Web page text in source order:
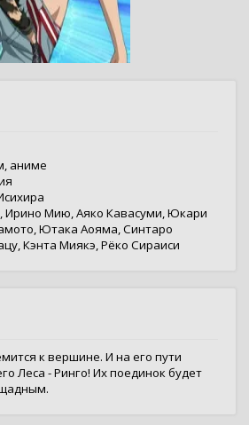
, аниме
,Ирино Мию,Аяко Кавасуми,Юкари
,Ютака Аояма,Синтаро
,Кэнта Миякэ,Рёко Сираиси
к вершине. И на его пути
Леса - Ринго! Их поединок будет